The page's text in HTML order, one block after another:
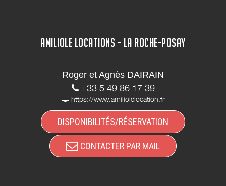
AMILIOLE LOCATIONS - LA ROCHE-POSAY
Roger et Agnès DAIRAIN
+33 5 49 86 17 39
https://www.amiliolelocation.fr
DISPONIBILITÉS/RÉSERVATION
CONTACTER PAR MAIL